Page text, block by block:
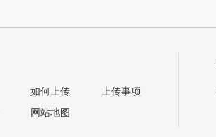
如何上传
网站地图
上传事项